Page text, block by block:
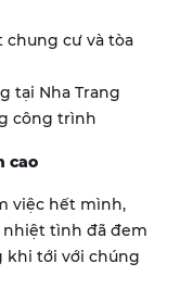
chung cư và tòa
tại Nha Trang
công trình
cao
việc hết mình,
nhiệt tình đã đem
khi tới với chúng